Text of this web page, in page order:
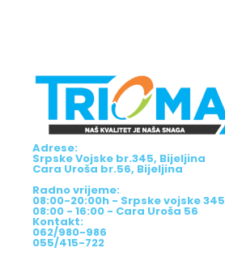
Adrese:
Srpske Vojske br.345, Bijeljina
Cara Uroša br.56, Bijeljina
Radno vrijeme:
08:00-20:00h - Srpske vojske 345
08:00 - 16:00 - Cara Uroša 56
Kontakt:
062/980-986
055/415-722